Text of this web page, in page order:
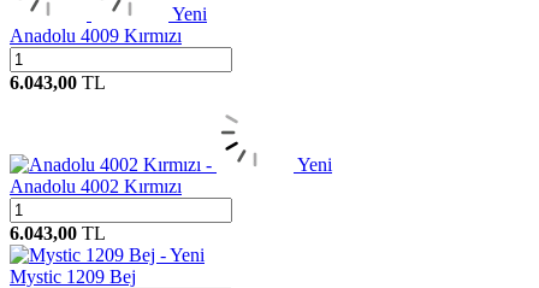
Yeni
Anadolu 4009 Kırmızı
6.043,00 TL
Yeni
Anadolu 4002 Kırmızı
6.043,00 TL
Yeni
Mystic 1209 Bej